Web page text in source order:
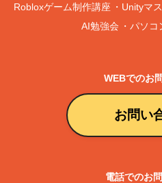
Robloxゲーム制作講座
Unityマ
AI勉強会
パソコ
WEBでのお
お問い
電話でのお